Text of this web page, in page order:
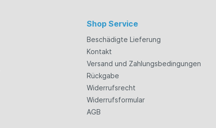
Shop Service
Beschädigte Lieferung
Kontakt
Versand und Zahlungsbedingungen
Rückgabe
Widerrufsrecht
Widerrufsformular
AGB